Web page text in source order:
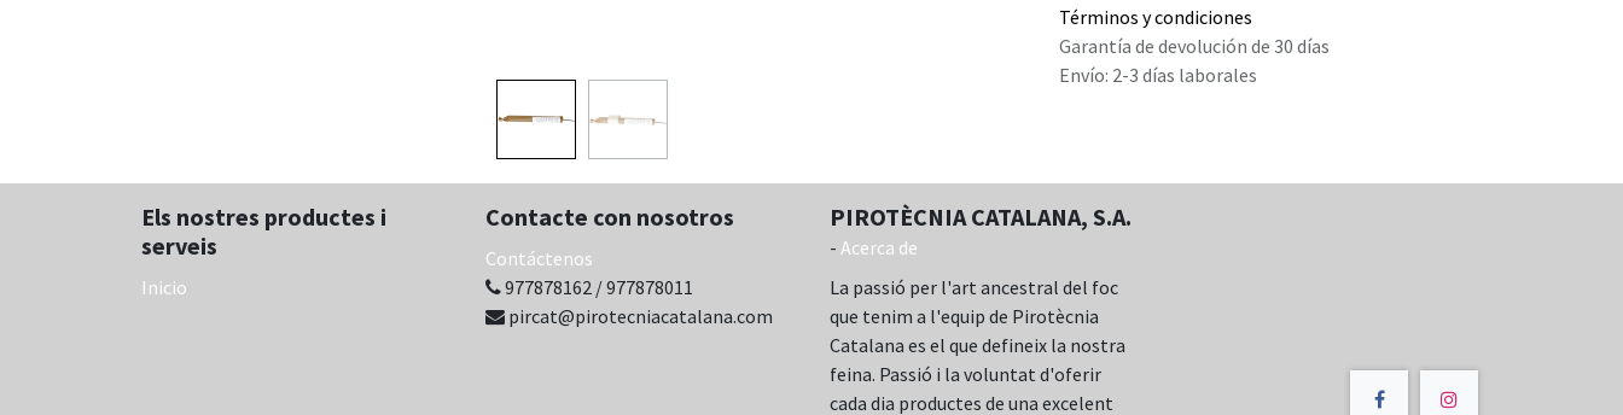
Términos y condiciones
Garantía de devolución de 30 días
Envío: 2-3 días laborales
Els nostres productes i
serveis
Inicio
Contacte con nosotros
Contáctenos
977878162 / 977878011
pircat@pirotecniacatalana.com
PIROTÈCNIA CATALANA, S.A.
- Acerca de
La passió per l'art ancestral del foc
que tenim a l'equip de Pirotècnia
Catalana es el que defineix la nostra
feina. Passió i la voluntat d'oferir
cada dia productes de una excelent